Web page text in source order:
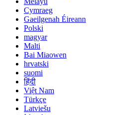
Cymraeg
Gaeilgenah Éireann
Polski
magyar
Malti
Bai Miaowen
hrvatski
suomi
हिंदी
Việt Nam
Türkçe
Latviešu